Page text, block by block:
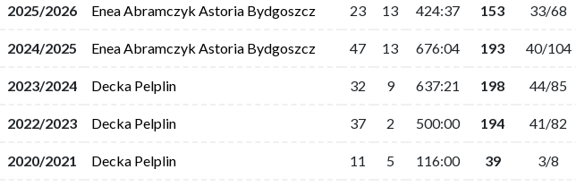
2025/2026 Enea Abramczyk Astoria Bydgoszcz 23 13 424:37 153 33/68
2024/2025 Enea Abramczyk Astoria Bydgoszcz 47 13 676:04 193 40/104
2023/2024 Decka Pelplin 32 9 637:21 198 44/85
2022/2023 Decka Pelplin 37 2 500:00 194 41/82
2020/2021 Decka Pelplin 11 5 116:00 39 3/8